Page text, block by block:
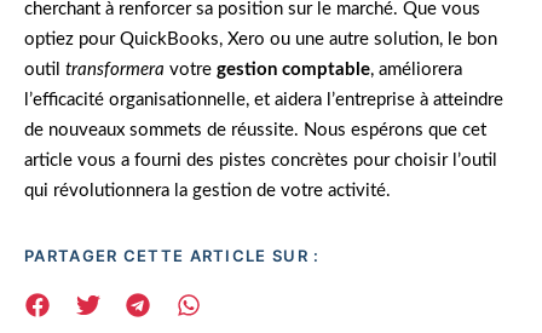
cherchant à renforcer sa position sur le marché. Que vous
optiez pour QuickBooks, Xero ou une autre solution, le bon
outil transformera votre gestion comptable, améliorera
l’efficacité organisationnelle, et aidera l’entreprise à atteindre
de nouveaux sommets de réussite. Nous espérons que cet
article vous a fourni des pistes concrètes pour choisir l’outil
qui révolutionnera la gestion de votre activité.
PARTAGER CETTE ARTICLE SUR :